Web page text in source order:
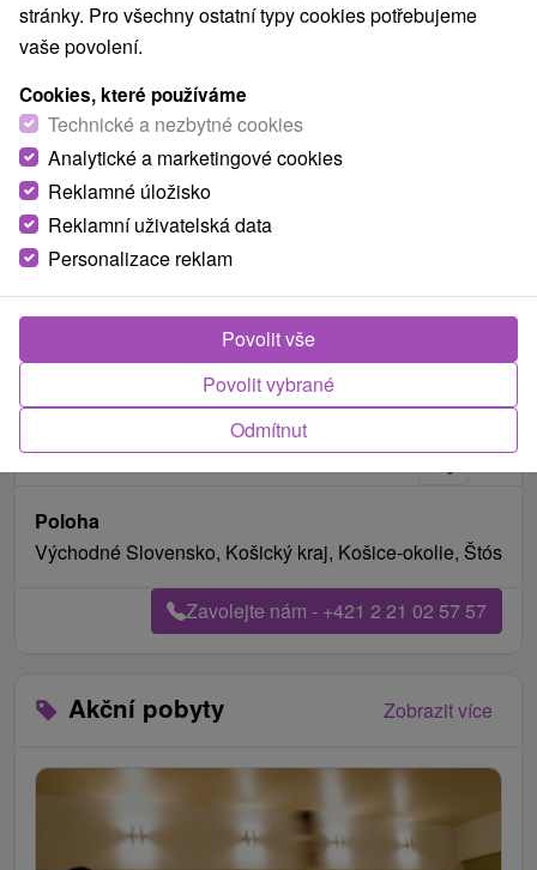
Fotografie od zákazníků +20
Poloha
Východné Slovensko, Košický kraj, Košice-okolie, Štós
Zavolejte nám - +421 2 21 02 57 57
Akční pobyty Zobrazit více
stránky. Pro všechny ostatní typy cookies potřebujeme
vaše povolení.
Cookies, které používáme
Technické a nezbytné cookies
Analytické a marketingové cookies
Reklamné úložisko
Reklamní uživatelská data
Personalizace reklam
Odmítnut
Povolit vybrané
Povolit vše